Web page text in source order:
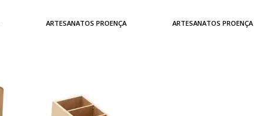
ARTESANATOS PROENÇA ARTESANATOS PROENÇA